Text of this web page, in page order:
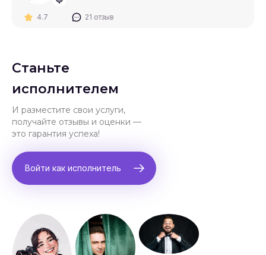
4.7 21 отзыв
Станьте
исполнителем
И разместите свои услуги,
получайте отзывы и оценки —
это гарантия успеха!
Войти как исполнитель